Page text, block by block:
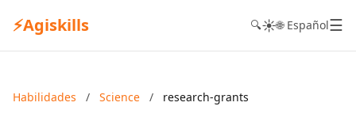
⚡Agiskills 🔍☀️🌐 Español☰
Habilidades / Science / research-grants